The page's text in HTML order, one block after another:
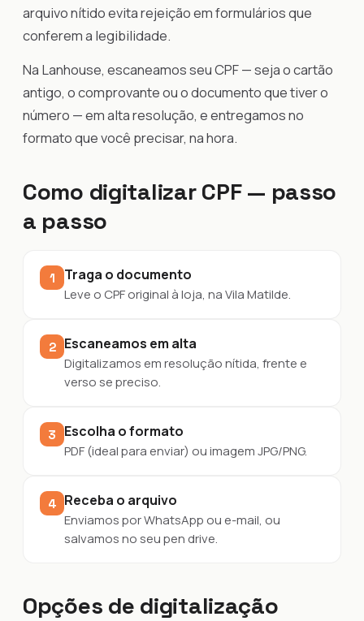
arquivo nítido evita rejeição em formulários que
conferem a legibilidade.
Na Lanhouse, escaneamos seu CPF — seja o cartão
antigo, o comprovante ou o documento que tiver o
número — em alta resolução, e entregamos no
formato que você precisar, na hora.
Como digitalizar CPF — passo
a passo
1 Traga o documento
Leve o CPF original à loja, na Vila Matilde.
2 Escaneamos em alta
Digitalizamos em resolução nítida, frente e
verso se preciso.
3 Escolha o formato
PDF (ideal para enviar) ou imagem JPG/PNG.
4 Receba o arquivo
Enviamos por WhatsApp ou e-mail, ou
salvamos no seu pen drive.
Opções de digitalização